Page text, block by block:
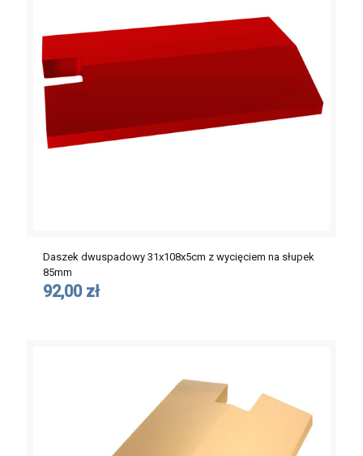
Daszek dwuspadowy 31x108x5cm z wycięciem na słupek
85mm
92,00 zł